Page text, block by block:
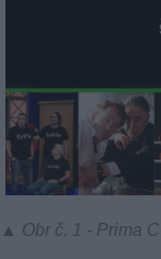
▲ Obr č. 1 - Prima